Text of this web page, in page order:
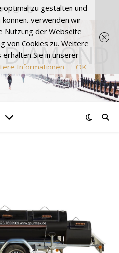
optimal zu gestalten und
verwenden wir
Nutzung der Webseite
von Cookies zu. Weitere
Sie in unserer
Informationen OK